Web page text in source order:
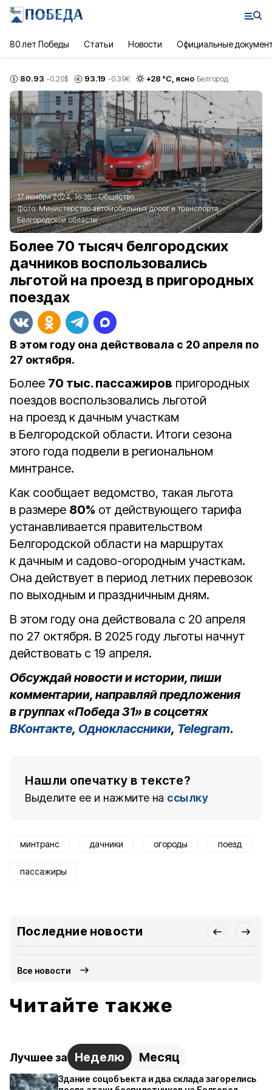
80 лет Победы Статьи Новости Официальные
80.93 -0.20$ 93.19 -0.39€ +28 °С, ясно Белгород
17 ноября 2024, 16:38
Общество
Фото:Министерство автомобильных дорог и транспорта
Белгородской области
Более 70 тысяч белгородских
дачников воспользовались
льготой на проезд в пригородных
поездах
В этом году она действовала с 20 апреля по
27 октября.
Более 70 тыс. пассажиров пригородных
поездов воспользовались льготой
на проезд к дачным участкам
в Белгородской области. Итоги сезона
этого года подвели в региональном
минтрансе.
Как сообщает ведомство, такая льгота
в размере 80% от действующего тарифа
устанавливается правительством
Белгородской области на маршрутах
к дачным и садово-огородным участкам.
Она действует в период летних перевозок
по выходным и праздничным дням.
В этом году она действовала с 20 апреля
по 27 октября. В 2025 году льготы начнут
действовать с 19 апреля.
Обсуждай новости и истории, пиши
комментарии, направляй предложения
в группах «Победа 31» в соцсетях
ВКонтакте, Одноклассники, Telegram.
Нашли опечатку в тексте?
Выделите ее и нажмите на ссылку
минтранс дачники огороды поезд
пассажиры
Последние новости
Все новости
Читайте также
Лучшее за Неделю Месяц
Здание соцобъекта и два склада загорелись